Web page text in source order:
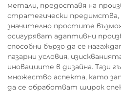
метали, предоставя на
стратегически
значително простите
осигуряват адаптивни
способни бързо да се
пазарни условия,
иновациите в дизайна. Тази
множество аспекта, като
да се обработват широк